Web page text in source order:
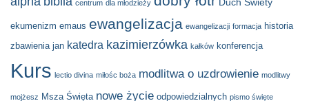
centrum dla młodzieży Duch Świety
ekumenizm emaus ewangelizacja ewangelizacji formacja historia
zbawienia jan katedra kazimierzówka kałków konferencja
Kurs lectio divina miłośc boża modlitwa o uzdrowienie modlitwy
mojżesz Msza Święta nowe życie odpowiedzialnych pismo święte